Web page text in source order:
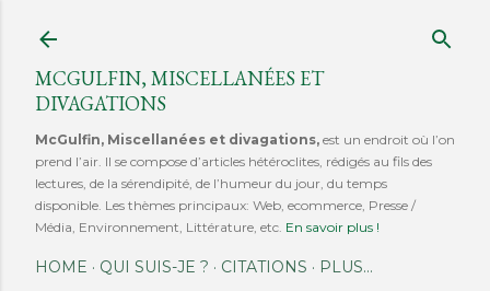
MCGULFIN, MISCELLANÉES ET
DIVAGATIONS
McGulfin, Miscellanées et divagations, est un endroit où l’on
prend l’air. Il se compose d’articles hétéroclites, rédigés au fils des
lectures, de la sérendipité, de l’humeur du jour, du temps
disponible. Les thèmes principaux: Web, ecommerce, Presse /
Média, Environnement, Littérature, etc. En savoir plus !
HOME QUI SUIS-JE ? CITATIONS PLUS…